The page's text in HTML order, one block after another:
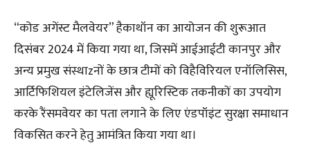
“कोड अगेंस्ट मैलवेयर” हैकाथॉन का आयोजन की शुरूआत
दिसंबर 2024 में किया गया था, जिसमें आईआईटी कानपुर और
अन्य प्रमुख संस्थाzनों के छात्र टीमों को विहैविरियल एनॉलिसिस,
आर्टिफिशियल इंटेलिजेंस और ह्यूरिस्टिक तकनीकों का उपयोग
करके रैंसमवेयर का पता लगाने के लिए एंडपॉइंट सुरक्षा समाधान
विकसित करने हेतु आमंत्रित किया गया था।